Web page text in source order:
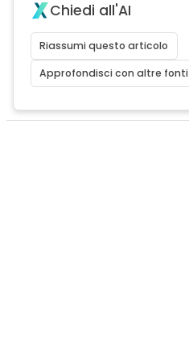
Chiedi all'AI
Riassumi questo articolo
Approfondisci con altre fonti